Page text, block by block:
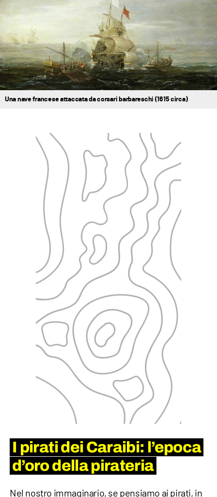
Una nave francese attaccata da corsari barbareschi (1615 circa)
I pirati dei Caraibi: l’epoca
d’oro della pirateria
Nel nostro immaginario, se pensiamo ai pirati, in